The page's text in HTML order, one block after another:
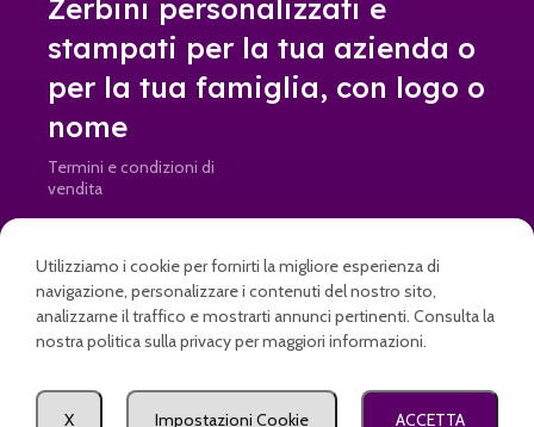
Zerbini personalizzati e
stampati per la tua azienda o
per la tua famiglia, con logo o
nome
Termini e condizioni di
vendita
info@doormad.it • Partita IVA: IT04645820269
a partire da€19,90 Seleziona
Utilizziamo i cookie per fornirti la migliore esperienza di
navigazione, personalizzare i contenuti del nostro sito,
analizzarne il traffico e mostrarti annunci pertinenti. Consulta la
nostra politica sulla privacy per maggiori informazioni.
ACCETTA
Impostazioni Cookie
X Come posso aiutarti?